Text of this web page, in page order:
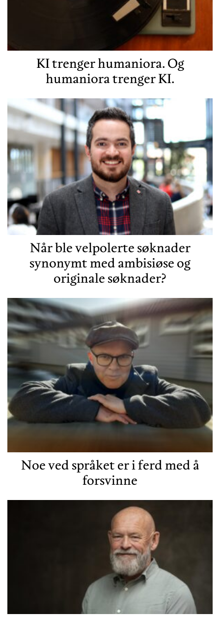
KI trenger humaniora. Og
humaniora trenger KI.
Når ble velpolerte søknader
synonymt med ambisiøse og
originale søknader?
Noe ved språket er i ferd med å
forsvinne